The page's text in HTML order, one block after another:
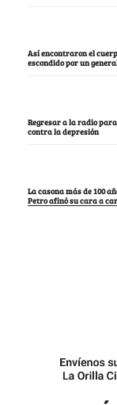
Así encontraron el
escondido por un
Regresar a la radio
contra la depresión
La casona más de 100
Petro afinó su cara a